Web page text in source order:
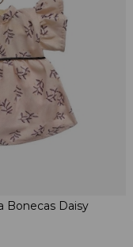
Bonecas Daisy